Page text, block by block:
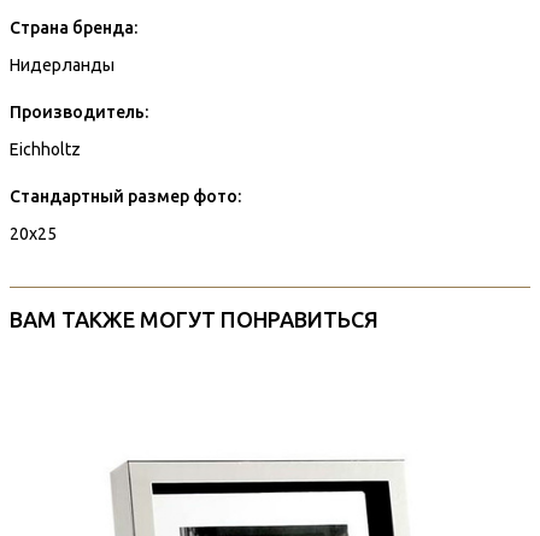
Страна бренда:
Нидерланды
Производитель:
Eichholtz
Стандартный размер фото:
20x25
ВАМ ТАКЖЕ МОГУТ ПОНРАВИТЬСЯ